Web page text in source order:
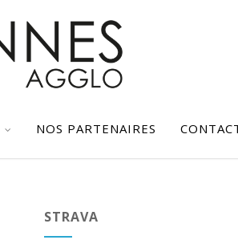
NOS PARTENAIRES
STRAVA